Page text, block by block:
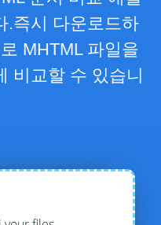
.즉시 다운로드하
MHTML 파일을
비교할 수 있습니